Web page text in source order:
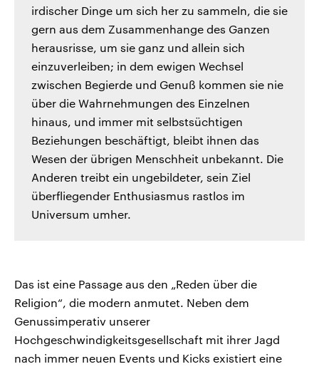
irdischer Dinge um sich her zu sammeln, die sie
gern aus dem Zusammenhange des Ganzen
herausrisse, um sie ganz und allein sich
einzuverleiben; in dem ewigen Wechsel
zwischen Begierde und Genuß kommen sie nie
über die Wahrnehmungen des Einzelnen
hinaus, und immer mit selbstsüchtigen
Beziehungen beschäftigt, bleibt ihnen das
Wesen der übrigen Menschheit unbekannt. Die
Anderen treibt ein ungebildeter, sein Ziel
überfliegender Enthusiasmus rastlos im
Universum umher.
Das ist eine Passage aus den „Reden über die
Religion“, die modern anmutet. Neben dem
Genussimperativ unserer
Hochgeschwindigkeitsgesellschaft mit ihrer Jagd
nach immer neuen Events und Kicks existiert eine